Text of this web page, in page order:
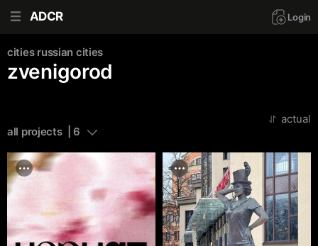
ADCR Login
cities russian cities
zvenigorod
all projects  | 6
actual